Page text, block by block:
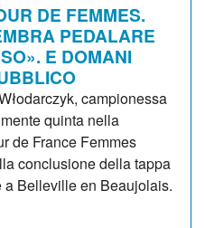
DE FEMMES.
PEDALARE
E DOMANI
campionessa
quinta nella
de France Femmes
conclusione della tappa
a Belleville en Beaujolais.